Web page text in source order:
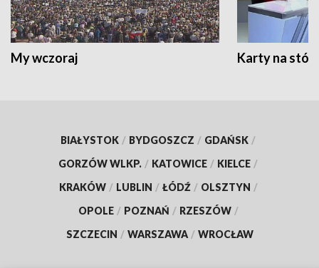
My wczoraj Karty na
BIAŁYSTOK / BYDGOSZCZ / GDAŃSK /
GORZÓW WLKP. / KATOWICE / KIELCE /
KRAKÓW / LUBLIN / ŁÓDŹ / OLSZTYN /
OPOLE / POZNAŃ / RZESZÓW /
SZCZECIN / WARSZAWA / WROCŁAW